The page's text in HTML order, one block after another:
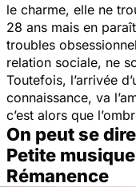
le charme, elle ne
28 ans mais en
troubles
relation sociale, ne
Toutefois, l’arrivée
connaissance, va
c’est alors que
On peut se
Petite
Rémanence